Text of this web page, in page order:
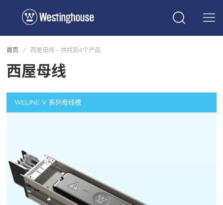
首页 / 西屋母线 -共找到4个产品
西屋母线
WELINE V 系列母线槽